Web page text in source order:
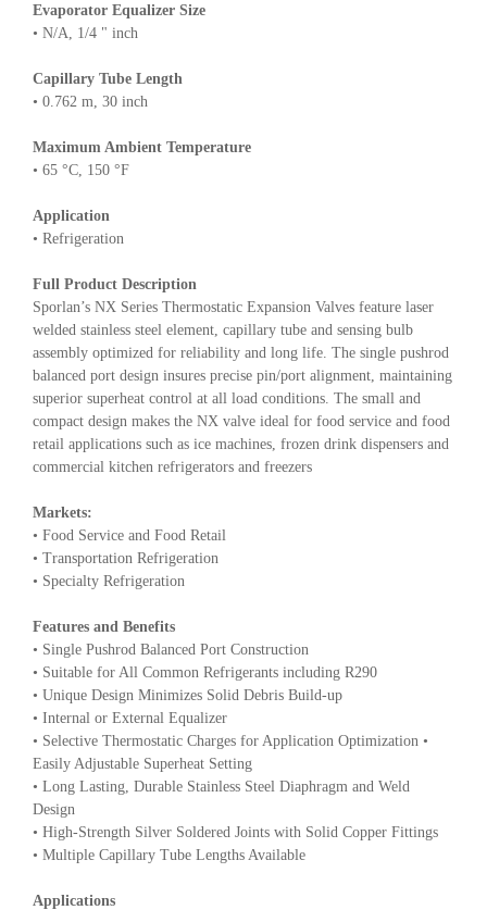
Evaporator Equalizer Size
• N/A, 1/4 " inch
Capillary Tube Length
• 0.762 m, 30 inch
Maximum Ambient Temperature
• 65 °C, 150 °F
Application
• Refrigeration
Full Product Description
Sporlan’s NX Series Thermostatic Expansion Valves feature laser
welded stainless steel element, capillary tube and sensing bulb
assembly optimized for reliability and long life. The single pushrod
balanced port design insures precise pin/port alignment, maintaining
superior superheat control at all load conditions. The small and
compact design makes the NX valve ideal for food service and food
retail applications such as ice machines, frozen drink dispensers and
commercial kitchen refrigerators and freezers
Markets:
• Food Service and Food Retail
• Transportation Refrigeration
• Specialty Refrigeration
Features and Benefits
• Single Pushrod Balanced Port Construction
• Suitable for All Common Refrigerants including R290
• Unique Design Minimizes Solid Debris Build-up
• Internal or External Equalizer
• Selective Thermostatic Charges for Application Optimization •
Easily Adjustable Superheat Setting
• Long Lasting, Durable Stainless Steel Diaphragm and Weld
Design
• High-Strength Silver Soldered Joints with Solid Copper Fittings
• Multiple Capillary Tube Lengths Available
Applications